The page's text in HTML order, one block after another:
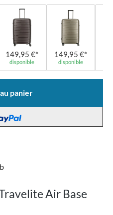
149,95 €*
disponible
149,95 €*
disponible
panier
Air Base